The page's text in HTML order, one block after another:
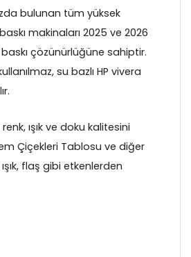
bulunan tüm yüksek
makinaları 2025 ve 2026
çözünürlüğüne sahiptir.
su bazlı HP vivera
ışık ve doku kalitesini
Çiçekleri Tablosu ve diğer
flaş gibi etkenlerden